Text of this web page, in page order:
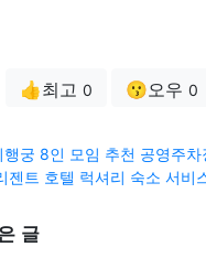
👍최고 0 😗오우 0
행궁 8인 모임 추천 공영주
젠트 호텔 럭셔리 숙소 서비
글